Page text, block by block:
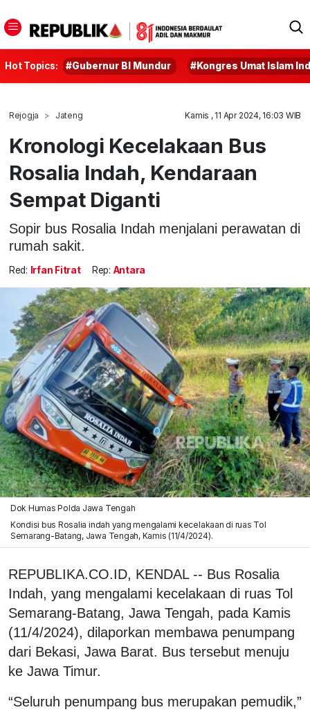
Hot Topics: #Gubernur BI Mundur #Kongres Umat Islam
Rejogja Jateng Kamis , 11 Apr 2024, 16:03 WIB
Kronologi Kecelakaan Bus
Rosalia Indah, Kendaraan
Sempat Diganti
Sopir bus Rosalia Indah menjalani perawatan di
rumah sakit.
Red: Irfan Fitrat Rep: Antara
Dok Humas Polda Jawa Tengah
Kondisi bus Rosalia indah yang mengalami kecelakaan di ruas Tol
Semarang-Batang, Jawa Tengah, Kamis (11/4/2024).
REPUBLIKA.CO.ID, KENDAL -- Bus Rosalia
Indah, yang mengalami kecelakaan di ruas Tol
Semarang-Batang, Jawa Tengah, pada Kamis
(11/4/2024), dilaporkan membawa penumpang
dari Bekasi, Jawa Barat. Bus tersebut menuju
ke Jawa Timur.
“Seluruh penumpang bus merupakan pemudik,”